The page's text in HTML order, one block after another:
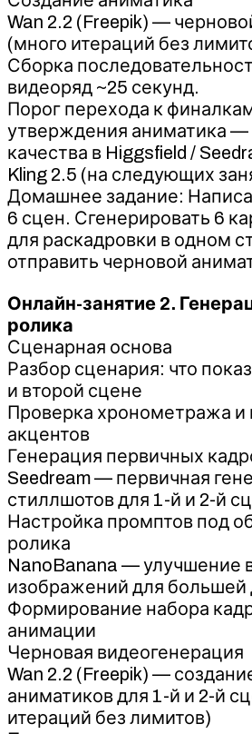
Wan 2.2 (Freepik) —
(много итераций без
Сборка
видеоряд ~25 секунд.
Порог перехода к
утверждения аниматика
качества в Higgsfield /
Kling 2.5 (на следующих
Домашнее задание:
6 сцен. Сгенерировать 6
для раскадровки в одном
отправить черновой
Онлайн-занятие 2.
ролика
Сценарная основа
Разбор сценария: что
и второй сцене
Проверка хронометража и
акцентов
Генерация первичных
Seedream — первичная
стиллшотов для 1-й и 2-й
Настройка промптов под
ролика
NanoBanana — улучшение
изображений для большей
Формирование набора
анимации
Черновая видеогенерация
Wan 2.2 (Freepik) —
аниматиков для 1-й и 2-й
итераций без лимитов)